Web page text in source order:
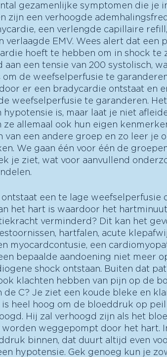
gezamenlijke symptomen die je
zijn een verhoogde
een verlengde capillaire
EMV. Wees alert dat een
hoeft te hebben om in shock te
een tensie van 200 systolisch,
om de weefselperfusie te
er een bradycardie ontstaat en
weefselperfusie te garanderen.
is, maar laat je niet
ze allemaal ook hun eigen
een andere groep en zo leer je
We gaan één voor één de
je ziet, wat voor aanvullend
een te lage weefselperfusie
het hart is waardoor het
verminderd? Dit kan het
hartfalen, acute
myocardcontusie, een
bepaalde aandoening niet meer
shock ontstaan. Buiten dat
klachten hebben van pijn op de
C? Je ziet een koude bleke en
heel hoog om de bloeddruk op
Hij zal verhoogd zijn als het
weggepompt door het hart.
binnen, dat duurt altijd even
hypotensie. Gek genoeg kun je